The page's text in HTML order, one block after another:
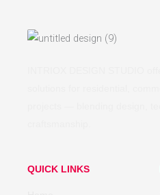
QUICK LINKS